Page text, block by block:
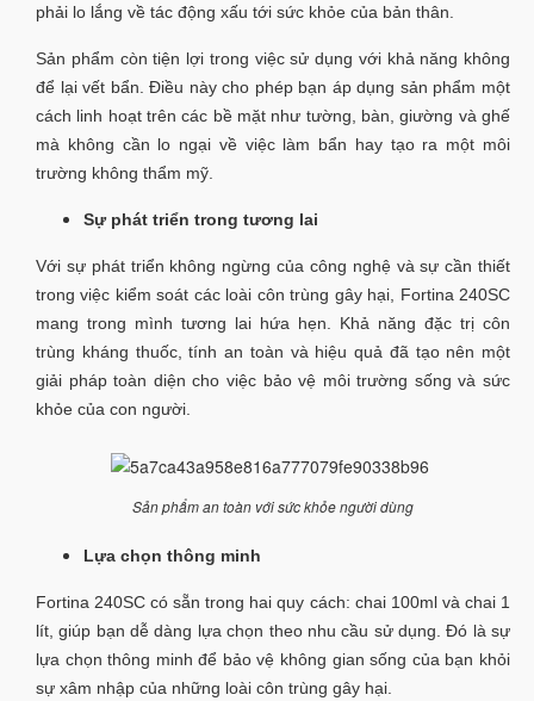
phải lo lắng về tác động xấu tới sức khỏe của bản thân.
Sản phẩm còn tiện lợi trong việc sử dụng với khả năng không
để lại vết bẩn. Điều này cho phép bạn áp dụng sản phẩm một
cách linh hoạt trên các bề mặt như tường, bàn, giường và ghế
mà không cần lo ngại về việc làm bẩn hay tạo ra một môi
trường không thẩm mỹ.
Sự phát triển trong tương lai
Với sự phát triển không ngừng của công nghệ và sự cần thiết
trong việc kiểm soát các loài côn trùng gây hại, Fortina 240SC
mang trong mình tương lai hứa hẹn. Khả năng đặc trị côn
trùng kháng thuốc, tính an toàn và hiệu quả đã tạo nên một
giải pháp toàn diện cho việc bảo vệ môi trường sống và sức
khỏe của con người.
Sản phẩm an toàn với sức khỏe người dùng
Lựa chọn thông minh
Fortina 240SC có sẵn trong hai quy cách: chai 100ml và chai 1
lít, giúp bạn dễ dàng lựa chọn theo nhu cầu sử dụng. Đó là sự
lựa chọn thông minh để bảo vệ không gian sống của bạn khỏi
sự xâm nhập của những loài côn trùng gây hại.